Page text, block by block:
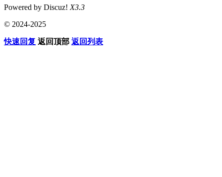
Powered by Discuz! X3.3
© 2024-2025
快速回复 返回顶部 返回列表